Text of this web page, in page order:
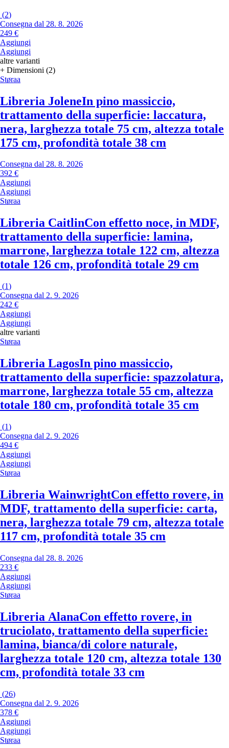
(2)
Consegna dal 28. 8. 2026
249 €
Aggiungi
Aggiungi
altre varianti
+ Dimensioni (2)
Støraa
Libreria JoleneIn pino massiccio,
trattamento della superficie: laccatura,
nera, larghezza totale 75 cm, altezza totale
175 cm, profondità totale 38 cm
Consegna dal 28. 8. 2026
392 €
Aggiungi
Aggiungi
Støraa
Libreria CaitlinCon effetto noce, in MDF,
trattamento della superficie: lamina,
marrone, larghezza totale 122 cm, altezza
totale 126 cm, profondità totale 29 cm
(1)
Consegna dal 2. 9. 2026
242 €
Aggiungi
Aggiungi
altre varianti
Støraa
Libreria LagosIn pino massiccio,
trattamento della superficie: spazzolatura,
marrone, larghezza totale 55 cm, altezza
totale 180 cm, profondità totale 35 cm
(1)
Consegna dal 2. 9. 2026
494 €
Aggiungi
Aggiungi
Støraa
Libreria WainwrightCon effetto rovere, in
MDF, trattamento della superficie: carta,
nera, larghezza totale 79 cm, altezza totale
117 cm, profondità totale 35 cm
Consegna dal 28. 8. 2026
233 €
Aggiungi
Aggiungi
Støraa
Libreria AlanaCon effetto rovere, in
truciolato, trattamento della superficie:
lamina, bianca/di colore naturale,
larghezza totale 120 cm, altezza totale 130
cm, profondità totale 33 cm
(26)
Consegna dal 2. 9. 2026
378 €
Aggiungi
Aggiungi
Støraa